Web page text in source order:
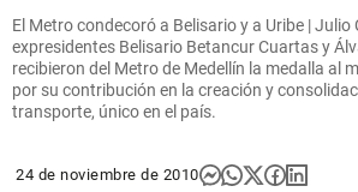
El Metro condecoró a Belisario y a Uribe | Julio
expresidentes Belisario Betancur Cuartas y
recibieron del Metro de Medellín la medalla al
por su contribución en la creación y
transporte, único en el país.
24 de noviembre de 2010